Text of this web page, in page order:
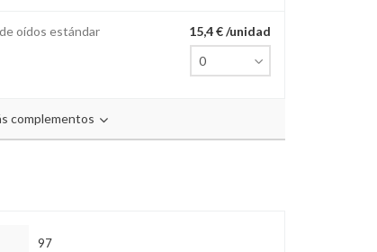
oídos estándar
15,4 € /unidad
complementos
97